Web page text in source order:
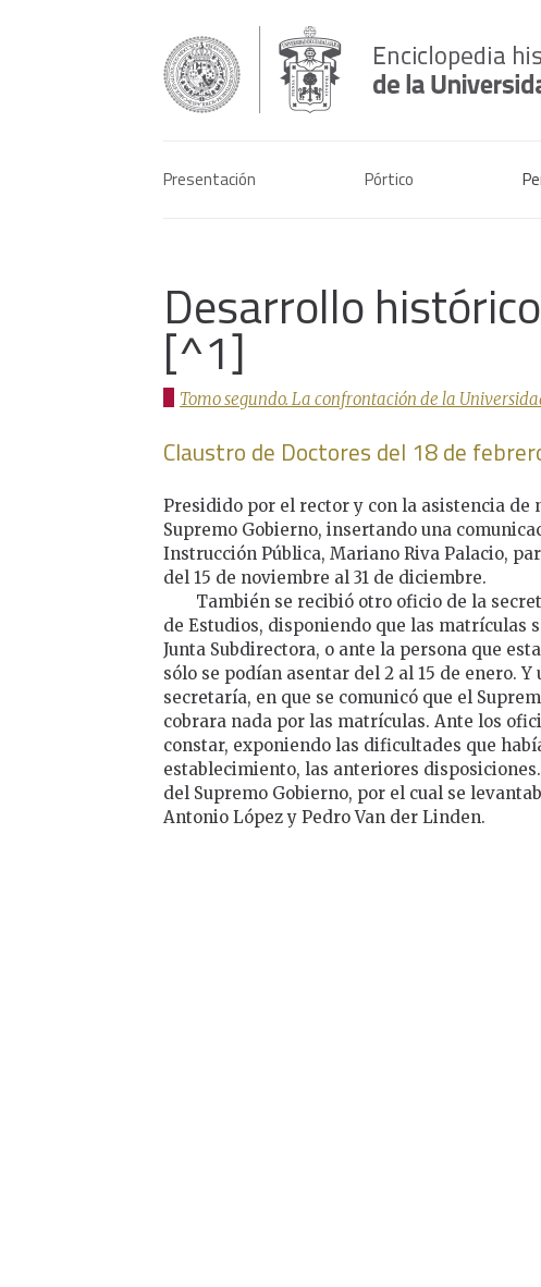
Presentación Pórtico
Desarrollo
[^1]
Tomo segundo. La confrontación de la
Claustro de Doctores del 18 de
Presidido por el rector y con la asistencia de
Supremo Gobierno, insertando una
Instrucción Pública, Mariano Riva Palacio,
del 15 de noviembre al 31 de diciembre.
También se recibió otro oficio de la
de Estudios, disponiendo que las matrículas
Junta Subdirectora, o ante la persona que
sólo se podían asentar del 2 al 15 de enero.
secretaría, en que se comunicó que el
cobrara nada por las matrículas. Ante los
constar, exponiendo las dificultades que
establecimiento, las anteriores
del Supremo Gobierno, por el cual se
Antonio López y Pedro Van der Linden.